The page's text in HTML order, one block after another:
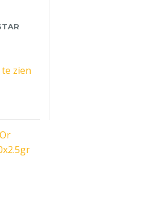
zien
M194 Star 300st aantal